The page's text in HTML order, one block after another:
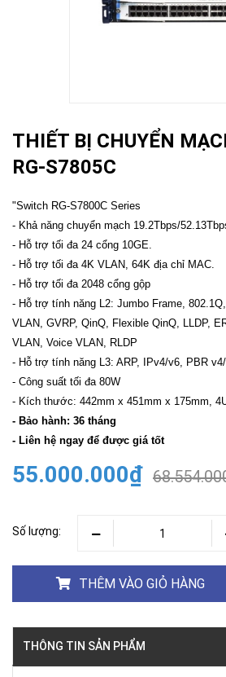
THIẾT BỊ CHUYỂN
RG-S7805C
"Switch RG-S7800C Series
- Khả năng chuyển mạch 19.2Tbps/
- Hỗ trợ tối đa 24 cổng 10GE.
- Hỗ trợ tối đa 4K VLAN, 64K địa chỉ MAC.
- Hỗ trợ tối đa 2048 cổng gộp
- Hỗ trợ tính năng L2: Jumbo Frame,
VLAN, GVRP, QinQ, Flexible QinQ, LLDP,
VLAN, Voice VLAN, RLDP
- Hỗ trợ tính năng L3: ARP, IPv4/v6, PBR
- Công suất tối đa 80W
- Kích thước: 442mm x 451mm x 175mm,
- Bảo hành: 36 tháng
- Liên hệ ngay để được giá tốt
55.000.000₫
Số lượng:
THÊM VÀO GIỎ HÀNG
THÔNG TIN SẢN PHẨM